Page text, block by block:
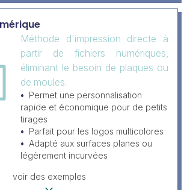
Méthode d'impression directe à
partir de fichiers numériques,
éliminant le besoin de plaques ou
de moules.
Permet une personnalisation
rapide et économique pour de petits
tirages
Parfait pour les logos multicolores
Adapté aux surfaces planes ou
légèrement incurvées
voir des exemples